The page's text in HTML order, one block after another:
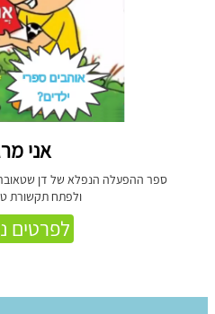
אני
ספר ההפעלה הנפלא של דן
ולפתח תקשורת
לפרטים